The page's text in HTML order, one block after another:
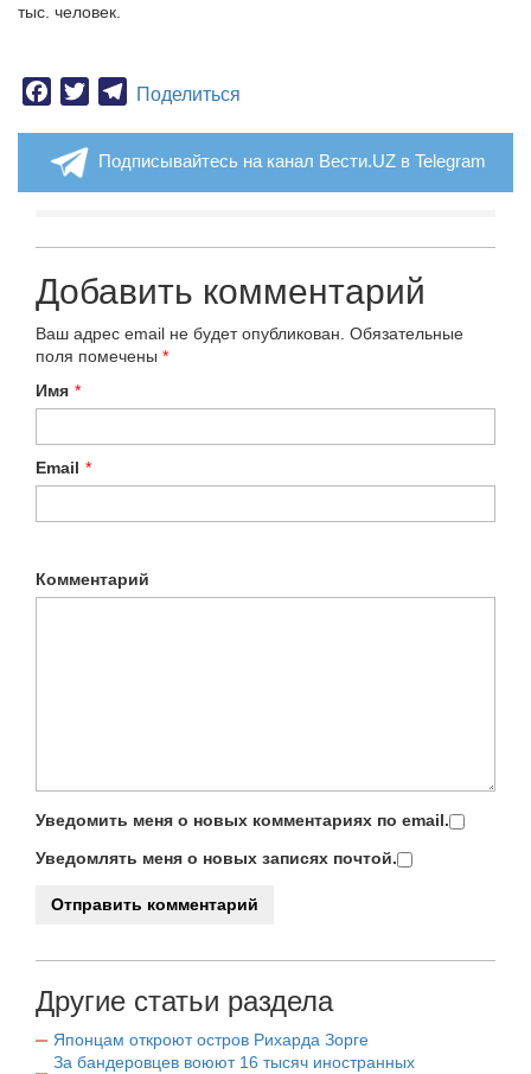
тыс. человек.
Facebook
TwitterTelegram
Поделиться
Подписывайтесь на канал Вести.UZ в Telegram
Добавить комментарий
Ваш адрес email не будет опубликован. Обязательные
поля помечены *
Имя *
Email *
Комментарий
Уведомить меня о новых комментариях по email.
Уведомлять меня о новых записях почтой.
Другие статьи раздела
Японцам откроют остров Рихарда Зорге
За бандеровцев воюют 16 тысяч иностранных